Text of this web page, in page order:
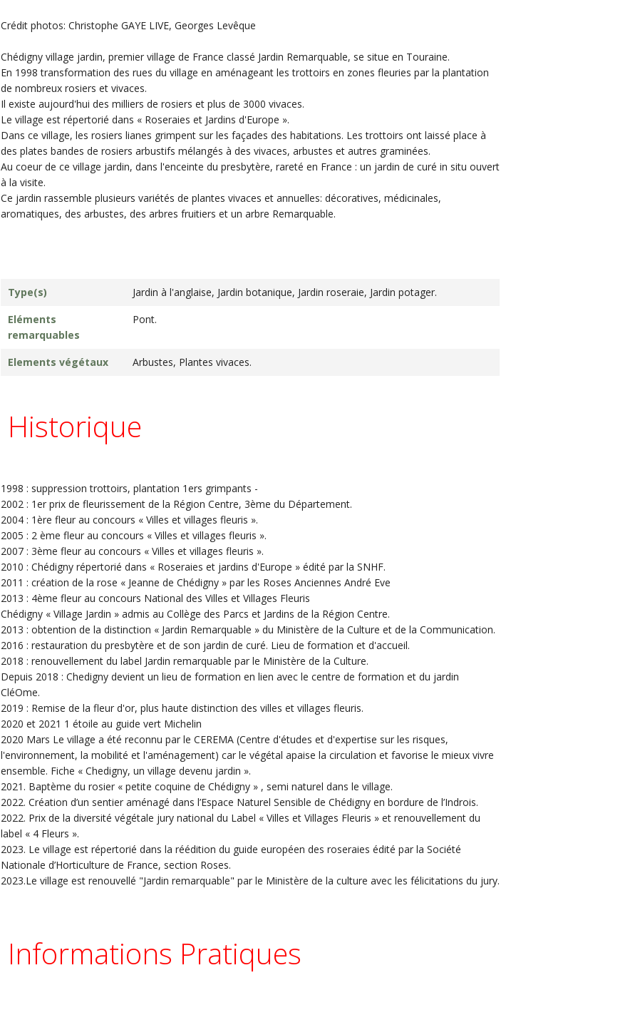
Crédit photos: Christophe GAYE LIVE, Georges Levêque
Chédigny village jardin, premier village de France classé Jardin Remarquable, se situe en Touraine.
En 1998 transformation des rues du village en aménageant les trottoirs en zones fleuries par la plantation
de nombreux rosiers et vivaces.
Il existe aujourd'hui des milliers de rosiers et plus de 3000 vivaces.
Le village est répertorié dans « Roseraies et Jardins d'Europe ».
Dans ce village, les rosiers lianes grimpent sur les façades des habitations. Les trottoirs ont laissé place à
des plates bandes de rosiers arbustifs mélangés à des vivaces, arbustes et autres graminées.
Au coeur de ce village jardin, dans l'enceinte du presbytère, rareté en France : un jardin de curé in situ ouvert
à la visite.
Ce jardin rassemble plusieurs variétés de plantes vivaces et annuelles: décoratives, médicinales,
aromatiques, des arbustes, des arbres fruitiers et un arbre Remarquable.
Type(s)
Jardin à l'anglaise, Jardin botanique, Jardin roseraie, Jardin potager.
Eléments
remarquables
Pont.
Elements végétaux Arbustes, Plantes vivaces.
Historique
1998 : suppression trottoirs, plantation 1ers grimpants -
2002 : 1er prix de fleurissement de la Région Centre, 3ème du Département.
2004 : 1ère fleur au concours « Villes et villages fleuris ».
2005 : 2 ème fleur au concours « Villes et villages fleuris ».
2007 : 3ème fleur au concours « Villes et villages fleuris ».
2010 : Chédigny répertorié dans « Roseraies et jardins d'Europe » édité par la SNHF.
2011 : création de la rose « Jeanne de Chédigny » par les Roses Anciennes André Eve
2013 : 4ème fleur au concours National des Villes et Villages Fleuris
Chédigny « Village Jardin » admis au Collège des Parcs et Jardins de la Région Centre.
2013 : obtention de la distinction « Jardin Remarquable » du Ministère de la Culture et de la Communication.
2016 : restauration du presbytère et de son jardin de curé. Lieu de formation et d'accueil.
2018 : renouvellement du label Jardin remarquable par le Ministère de la Culture.
Depuis 2018 : Chedigny devient un lieu de formation en lien avec le centre de formation et du jardin
CléOme.
2019 : Remise de la fleur d'or, plus haute distinction des villes et villages fleuris.
2020 et 2021 1 étoile au guide vert Michelin
2020 Mars Le village a été reconnu par le CEREMA (Centre d'études et d'expertise sur les risques,
l'environnement, la mobilité et l'aménagement) car le végétal apaise la circulation et favorise le mieux vivre
ensemble. Fiche « Chedigny, un village devenu jardin ».
2021. Baptème du rosier « petite coquine de Chédigny » , semi naturel dans le village.
2022. Création d’un sentier aménagé dans l’Espace Naturel Sensible de Chédigny en bordure de l’Indrois.
2022. Prix de la diversité végétale jury national du Label « Villes et Villages Fleuris » et renouvellement du
label « 4 Fleurs ».
2023. Le village est répertorié dans la réédition du guide européen des roseraies édité par la Société
Nationale d’Horticulture de France, section Roses.
2023.Le village est renouvellé "Jardin remarquable" par le Ministère de la culture avec les félicitations du jury.
Informations Pratiques